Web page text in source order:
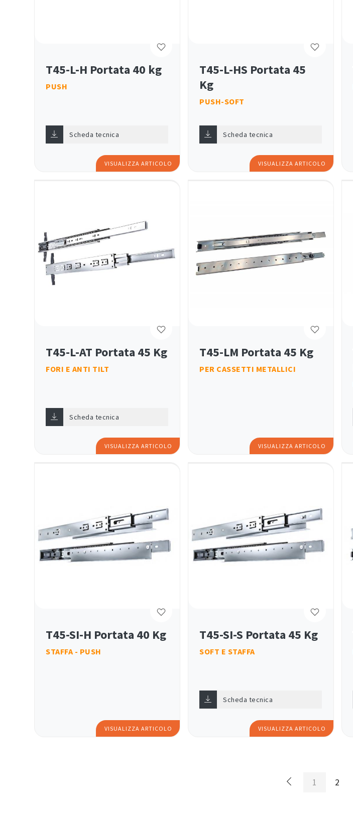
T45-L-H Portata 40 kg
PUSH
Scheda tecnica
VISUALIZZA ARTICOLO
T45-L-HS Portata 45
Kg
PUSH-SOFT
Scheda tecnica
VISUALIZZA ARTICOLO
T45-L-AT Portata 45 Kg
FORI E ANTI TILT
Scheda tecnica
VISUALIZZA ARTICOLO
T45-LM Portata 45 Kg
PER CASSETTI METALLICI
VISUALIZZA ARTICOLO
T45-SI-H Portata 40 Kg
STAFFA - PUSH
VISUALIZZA ARTICOLO
T45-SI-S Portata 45 Kg
SOFT E STAFFA
Scheda tecnica
VISUALIZZA ARTICOLO
1 2